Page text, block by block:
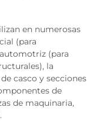
en numerosas
(para
(para
la
casco y secciones
de
de maquinaria,